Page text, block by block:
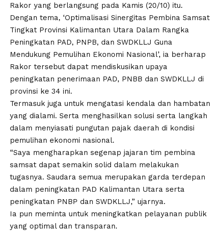
Rakor yang berlangsung pada Kamis (20/10) itu.
Dengan tema, ‘Optimalisasi Sinergitas Pembina Samsat
Tingkat Provinsi Kalimantan Utara Dalam Rangka
Peningkatan PAD, PNPB, dan SWDKLLJ Guna
Mendukung Pemulihan Ekonomi Nasional’, ia berharap
Rakor tersebut dapat mendiskusikan upaya
peningkatan penerimaan PAD, PNBB dan SWDKLLJ di
provinsi ke 34 ini.
Termasuk juga untuk mengatasi kendala dan hambatan
yang dialami. Serta menghasilkan solusi serta langkah
dalam menyiasati pungutan pajak daerah di kondisi
pemulihan ekonomi nasional.
“Saya mengharapkan segenap jajaran tim pembina
samsat dapat semakin solid dalam melakukan
tugasnya. Saudara semua merupakan garda terdepan
dalam peningkatan PAD Kalimantan Utara serta
peningkatan PNBP dan SWDKLLJ,” ujarnya.
Ia pun meminta untuk meningkatkan pelayanan publik
yang optimal dan transparan.